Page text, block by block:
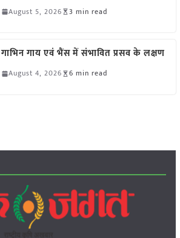
August 5, 2026 3 min read
गाभिन गाय एवं भैंस में संभावित प्रसव के लक्षण
August 4, 2026 6 min read